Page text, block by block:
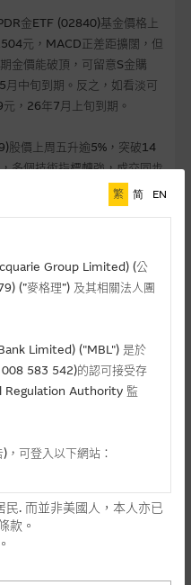
金ETF (02840)基金價格上
元，MACD正差距擴闊，但
金價能破頂，可留意S金購
中旬到期。反之，如看淡可
，26年7月上旬到期。
股價上周五升逾5%，突破14
多個技術指標轉強，成交同步
綫，單日升逾4%，MOM上穿
年1月上旬到期
上旬到期
就Macquarie Bank
發行之結構性產品向香港
償債或違約，投資者可能無
產品價格可升可跌。過往表現
能有限而MCL可能是唯一報
之上市文件以瞭解
。如有需要，請徵詢獨立之
類牛熊證之剩餘價值則可能
繁 简 EN
Group Limited) (公
(”麥格理”) 及其相關法人團
Limited) ("MBL") 是於
583 542)的認可接受存
Regulation Authority 監
可登入以下網站：
另行通知，如閣下欲取麥格
. 而並非美國人，本人亦已
款。